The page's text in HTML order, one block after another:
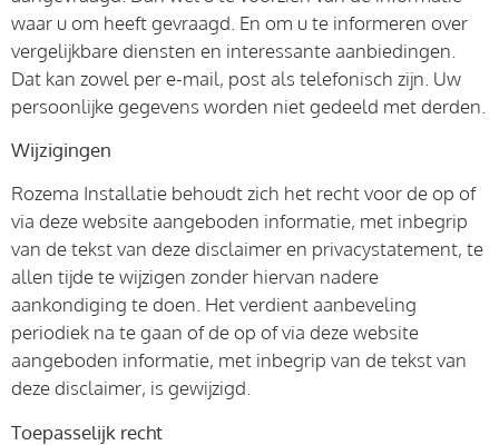
waar u om heeft gevraagd. En om u te informeren over
vergelijkbare diensten en interessante aanbiedingen.
Dat kan zowel per e-mail, post als telefonisch zijn. Uw
persoonlijke gegevens worden niet gedeeld met derden.
Wijzigingen
Rozema Installatie behoudt zich het recht voor de op of
via deze website aangeboden informatie, met inbegrip
van de tekst van deze disclaimer en privacystatement, te
allen tijde te wijzigen zonder hiervan nadere
aankondiging te doen. Het verdient aanbeveling
periodiek na te gaan of de op of via deze website
aangeboden informatie, met inbegrip van de tekst van
deze disclaimer, is gewijzigd.
Toepasselijk recht